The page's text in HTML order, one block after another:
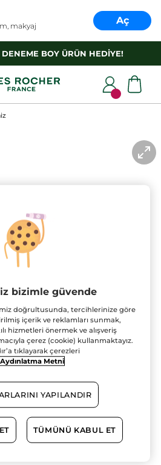
makyaj Aç
DENEME BOY ÜRÜN HEDİYE!
bizimle güvende
doğrultusunda, tercihlerinize göre
içerik ve reklamları sunmak,
hizmetleri önermek ve alışveriş
çerez (cookie) kullanmaktayız.
tıklayarak çerezleri
Metni
YAPILANDIR
TÜMÜNÜ KABUL ET